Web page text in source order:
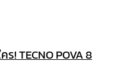
! TECNO POVA 8